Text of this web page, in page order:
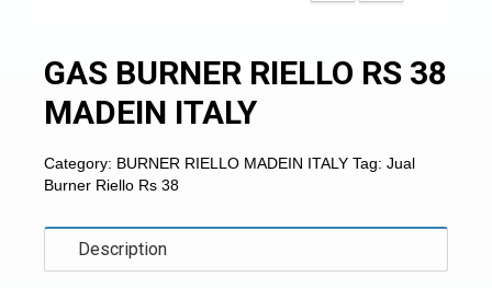
GAS BURNER RIELLO RS 38
MADEIN ITALY
Category: BURNER RIELLO MADEIN ITALY Tag: Jual
Burner Riello Rs 38
Description